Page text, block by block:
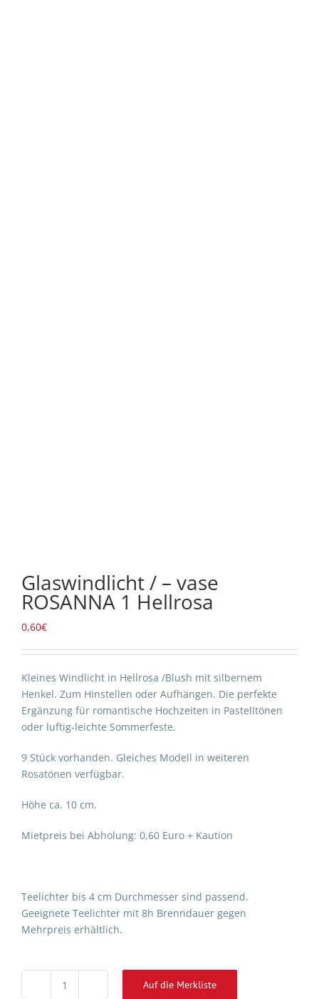
Glaswindlicht / – vase
ROSANNA 1 Hellrosa
0,60€
Kleines Windlicht in Hellrosa /Blush mit silbernem
Henkel. Zum Hinstellen oder Aufhängen. Die perfekte
Ergänzung für romantische Hochzeiten in Pastelltönen
oder luftig-leichte Sommerfeste.
9 Stück vorhanden. Gleiches Modell in weiteren
Rosatönen verfügbar.
Höhe ca. 10 cm.
Mietpreis bei Abholung: 0,60 Euro + Kaution
Teelichter bis 4 cm Durchmesser sind passend.
Geeignete Teelichter mit 8h Brenndauer gegen
Mehrpreis erhältlich.
Glaswindlicht
Auf die Merkliste
Alternative: